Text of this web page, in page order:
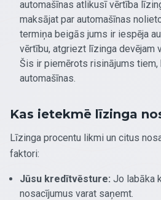
automašīnas atlikusī vērtība
maksājat par automašīnas
termiņa beigās jums ir iespēja
vērtību, atgriezt līzinga devējam
Šis ir piemērots risinājums
automašīnas.
Kas ietekmē līzinga
Līzinga procentu likmi un citus
faktori:
Jūsu kredītvēsture: Jo labāka
nosacījumus varat saņemt.